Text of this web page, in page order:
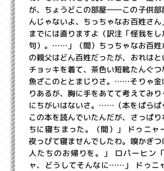
が、ちょうどこの部屋――この子供部
んじゃないよ、ちっちゃなお百姓さ
までには直りますよ（訳注「怪我を
句）。……」（間）ちっちゃなお百
の親父はどん百姓だったが、おれは
チョッキを着て、茶色い短靴たんぐ
魚ざこのととまじりさ。……そりゃ金
りあるが、胸に手をあてて考えてみ
にちがいはないさ。……（本をぱらぱ
この本を読んでいたんだが、さっぱ
ちに寝ちまった。（間）」 ドゥニャ
夜っぴて寝ませんでしたわ。嗅かぎ
人たちのお帰りを。」 ロパーヒン
ャ、どうしてそんなに……」 ドゥニ